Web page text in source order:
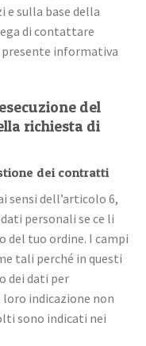
sulla base della
di contattare
informativa
del
richiesta di
dei contratti
sensi dell’articolo 6,
personali se ce li
tuo ordine. I campi
tali perché in questi
dei dati per
loro indicazione non
sono indicati nei